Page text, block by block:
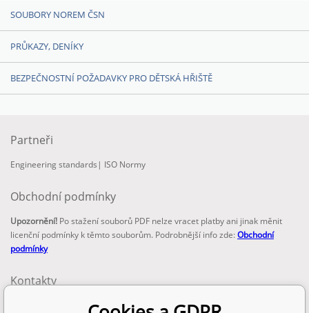
SOUBORY NOREM ČSN
PRŮKAZY, DENÍKY
BEZPEČNOSTNÍ POŽADAVKY PRO DĚTSKÁ HŘIŠTĚ
Partneři
Engineering standards | ISO Normy
Obchodní podmínky
Upozornění! Po stažení souborů PDF nelze vracet platby ani jinak měnit
licenční podmínky k těmto souborům. Podrobnější info zde:Obchodní
podmínky
Kontakty